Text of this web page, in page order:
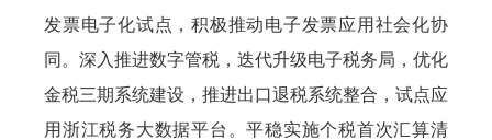
发票电子化试点，积极推动电子发票应用社会化协
同。深入推进数字管税，迭代升级电子税务局，优化
金税三期系统建设，推进出口退税系统整合，试点应
用浙江税务大数据平台。平稳实施个税首次汇算清